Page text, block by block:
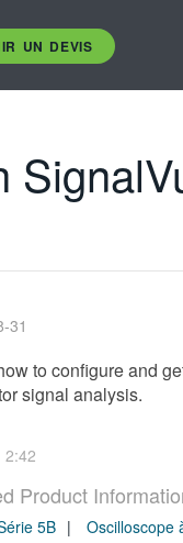
UN DEVIS
31
to configure and
signal analysis.
2:42
Product
5B
Oscilloscope